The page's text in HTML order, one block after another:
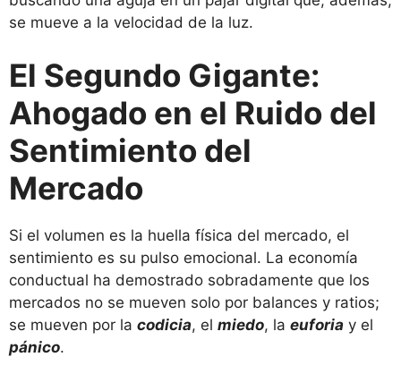
se mueve a la velocidad de la luz.
El Segundo Gigante:
Ahogado en el Ruido del
Sentimiento del
Mercado
Si el volumen es la huella física del mercado, el
sentimiento es su pulso emocional. La economía
conductual ha demostrado sobradamente que los
mercados no se mueven solo por balances y ratios;
se mueven por la codicia, el miedo, la euforia y el
pánico.